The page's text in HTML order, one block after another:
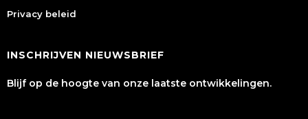
Privacy beleid
INSCHRIJVEN NIEUWSBRIEF
Blijf op de hoogte van onze laatste ontwikkelingen.